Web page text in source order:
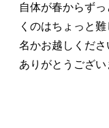
自体が春からず
くのはちょっと
名かお越しくださ
ありがとうござい